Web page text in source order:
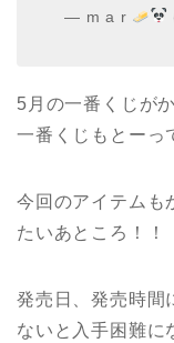
— m a r
5月の一番くじが
一番くじもとーっ
今回のアイテムも
たいあところ！！
発売日、発売時間
ないと入手困難